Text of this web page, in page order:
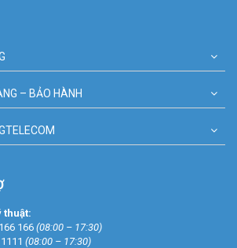
– BẢO HÀNH
thuật:
166(08:00 – 17:30)
(08:00 – 17:30)